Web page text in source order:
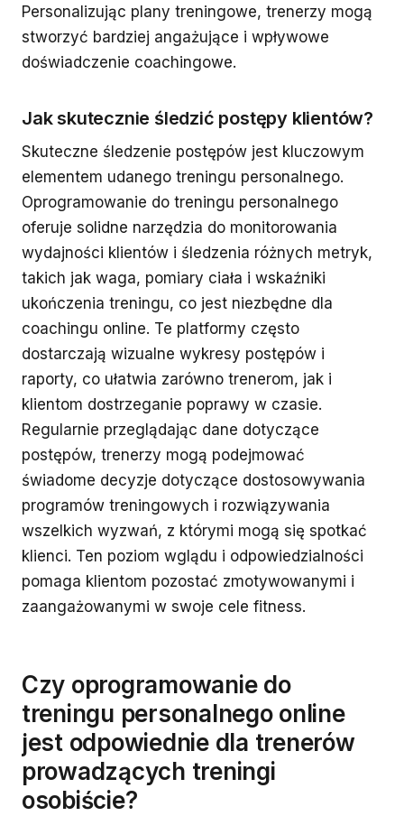
Personalizując plany treningowe, trenerzy mogą
stworzyć bardziej angażujące i wpływowe
doświadczenie coachingowe.
Jak skutecznie śledzić postępy klientów?
Skuteczne śledzenie postępów jest kluczowym
elementem udanego treningu personalnego.
Oprogramowanie do treningu personalnego
oferuje solidne narzędzia do monitorowania
wydajności klientów i śledzenia różnych metryk,
takich jak waga, pomiary ciała i wskaźniki
ukończenia treningu, co jest niezbędne dla
coachingu online. Te platformy często
dostarczają wizualne wykresy postępów i
raporty, co ułatwia zarówno trenerom, jak i
klientom dostrzeganie poprawy w czasie.
Regularnie przeglądając dane dotyczące
postępów, trenerzy mogą podejmować
świadome decyzje dotyczące dostosowywania
programów treningowych i rozwiązywania
wszelkich wyzwań, z którymi mogą się spotkać
klienci. Ten poziom wglądu i odpowiedzialności
pomaga klientom pozostać zmotywowanymi i
zaangażowanymi w swoje cele fitness.
Czy oprogramowanie do
treningu personalnego online
jest odpowiednie dla trenerów
prowadzących treningi
osobiście?